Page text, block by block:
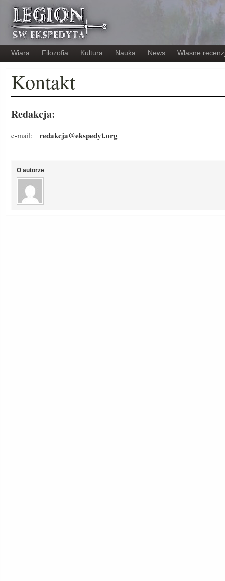
Wiara Filozofia Kultura Nauka News Własne
Kontakt
Redakcja:
e-mail: redakcja@ekspedyt.org
O autorze